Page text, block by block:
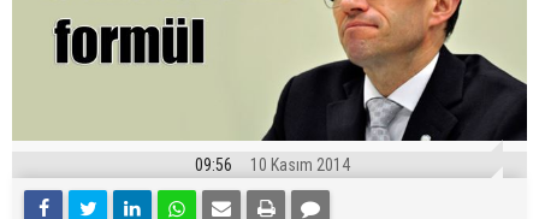
09:56 10 Kasım 2014